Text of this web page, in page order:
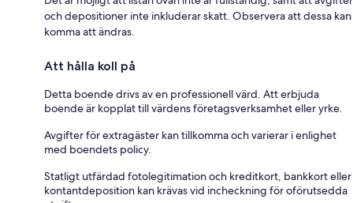
och depositioner inte inkluderar skatt. Observera att dessa kan
komma att ändras.
Att hålla koll på
Detta boende drivs av en professionell värd. Att erbjuda
boende är kopplat till värdens företagsverksamhet eller yrke.
Avgifter för extragäster kan tillkomma och varierar i enlighet
med boendets policy.
Statligt utfärdad fotolegitimation och kreditkort, bankkort eller
kontantdeposition kan krävas vid incheckning för oförutsedda